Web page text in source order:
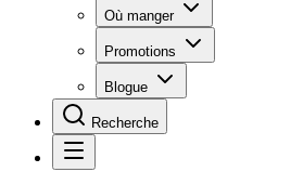
Où manger
Promotions
Blogue
Recherche